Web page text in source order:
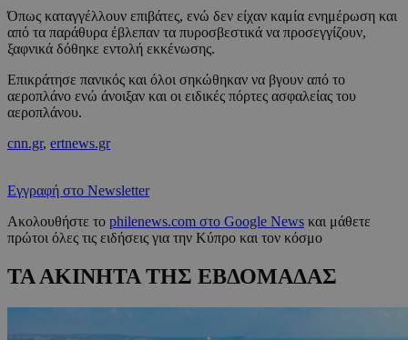
Όπως καταγγέλλουν επιβάτες, ενώ δεν είχαν καμία ενημέρωση και
από τα παράθυρα έβλεπαν τα πυροσβεστικά να προσεγγίζουν,
ξαφνικά δόθηκε εντολή εκκένωσης.
Επικράτησε πανικός και όλοι σηκώθηκαν να βγουν από το
αεροπλάνο ενώ άνοιξαν και οι ειδικές πόρτες ασφαλείας του
αεροπλάνου.
cnn.gr, ertnews.gr
Εγγραφή στο Newsletter
Ακολουθήστε το philenews.com στο Google News και μάθετε
πρώτοι όλες τις ειδήσεις για την Κύπρο και τον κόσμο
ΤΑ ΑΚΙΝΗΤΑ ΤΗΣ ΕΒΔΟΜΑΔΑΣ